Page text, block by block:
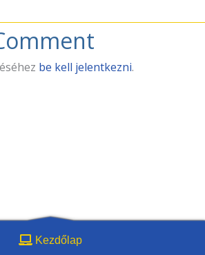
be kell jelentkezni.
Kezdőlap